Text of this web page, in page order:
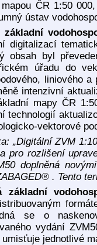
ČR 1:50
ústav
digitalizací
obsah byl
úřadu do
liniového a
intenzivní
mapy ČR
technologií
vektorové
„Digitální ZVM
pro rozlišení
doplněná
. Tento
základní
se o
vydání
umisťuje jednotlivé